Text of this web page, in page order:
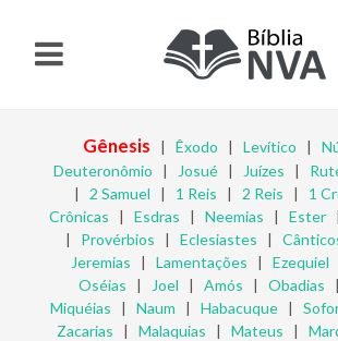
Gênesis | Êxodo | Levítico |
Deuteronômio | Josué| Juízes |
| 2 Samuel | 1 Reis | 2 Reis | 1
Crônicas | Esdras | Neemias | Ester
| Provérbios | Eclesiastes |
Jeremias | Lamentações | Ezequiel
Oséias | Joel | Amós | Obadias
Miquéias | Naum | Habacuque|
Zacarias | Malaquias | Mateus |